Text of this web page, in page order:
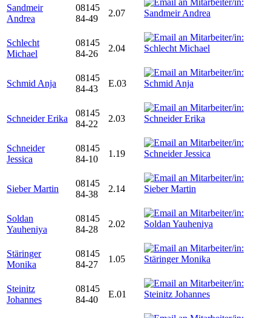
Sandmeir
Andrea
08145
84-49
2.07
Schlecht
Michael
08145
84-26
2.04
Schmid Anja
08145
84-43
E.03
Schneider Erika
08145
84-22
2.03
Schneider
Jessica
08145
84-10
1.19
Sieber Martin
08145
84-38
2.14
Soldan
Yauheniya
08145
84-28
2.02
Stäringer
Monika
08145
84-27
1.05
Steinitz
Johannes
08145
84-40
E.01